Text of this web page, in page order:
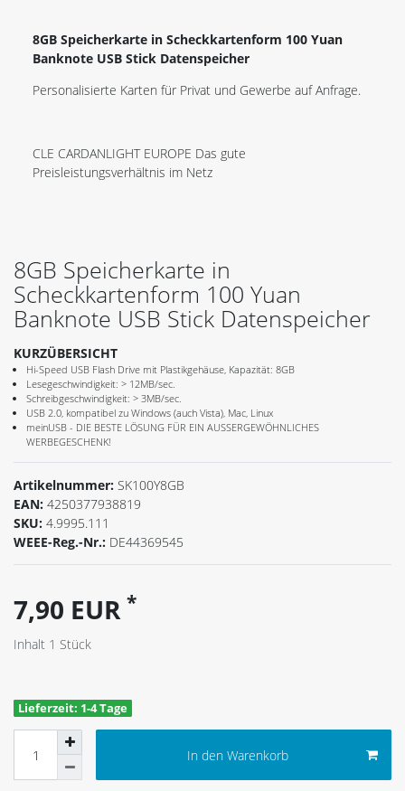
8GB Speicherkarte in Scheckkartenform 100 Yuan
Banknote USB Stick Datenspeicher
Personalisierte Karten für Privat und Gewerbe auf Anfrage.
CLE CARDANLIGHT EUROPE Das gute
Preisleistungsverhältnis im Netz
8GB Speicherkarte in
Scheckkartenform 100 Yuan
Banknote USB Stick Datenspeicher
KURZÜBERSICHT
Hi-Speed USB Flash Drive mit Plastikgehäuse, Kapazität: 8GB
Lesegeschwindigkeit: > 12MB/sec.
Schreibgeschwindigkeit: > 3MB/sec.
USB 2.0, kompatibel zu Windows (auch Vista), Mac, Linux
meinUSB - DIE BESTE LÖSUNG FÜR EIN AUSSERGEWÖHNLICHES
WERBEGESCHENK!
Artikelnummer: SK100Y8GB
EAN: 4250377938819
SKU: 4.9995.111
WEEE-Reg.-Nr.: DE44369545
7,90 EUR *
Inhalt 1 Stück
Lieferzeit: 1-4 Tage
In den Warenkorb